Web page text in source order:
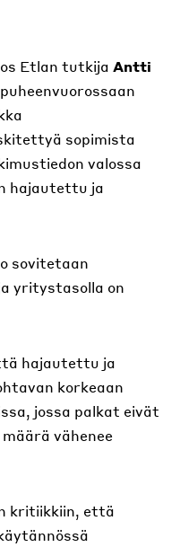
Etlan tutkija Antti
sopimista
valossa
hajautettu ja
sovitetaan
yritystasolla on
hajautettu ja
korkeaan
jossa palkat eivät
vähenee
kritiikkiin, että